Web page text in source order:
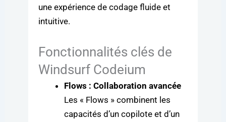
une expérience de codage fluide et
intuitive.
Fonctionnalités clés de
Windsurf Codeium
Flows : Collaboration avancée
Les « Flows » combinent les
capacités d’un copilote et d’un